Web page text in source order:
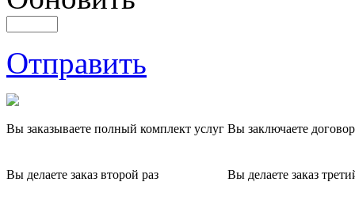
Отправить
Вы заказываете полный комплект услуг Вы заключаете
Вы делаете заказ второй раз Вы делаете заказ